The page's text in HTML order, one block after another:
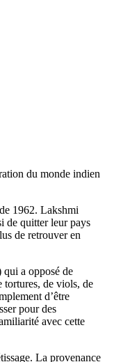
du monde indien
1962. Lakshmi
de quitter leur pays
de retrouver en
a opposé de
tortures, de viols, de
d’être
pour des
avec cette
La provenance